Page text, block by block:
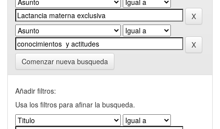
Comenzar nueva busqueda
Añadir filtros:
Usa los filtros para afinar la busqueda.